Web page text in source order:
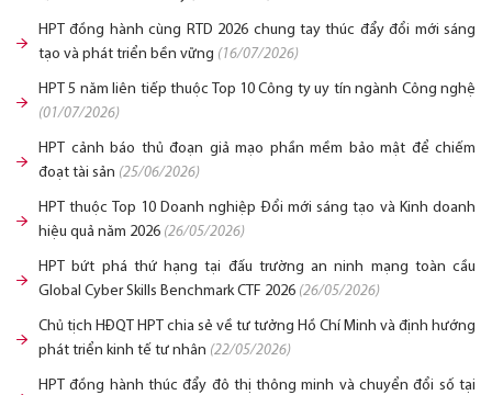
HPT đồng hành cùng RTD 2026 chung tay thúc đẩy đổi mới sáng
tạo và phát triển bền vững (16/07/2026)
HPT 5 năm liên tiếp thuộc Top 10 Công ty uy tín ngành Công nghệ
(01/07/2026)
HPT cảnh báo thủ đoạn giả mạo phần mềm bảo mật để chiếm
đoạt tài sản (25/06/2026)
HPT thuộc Top 10 Doanh nghiệp Đổi mới sáng tạo và Kinh doanh
hiệu quả năm 2026 (26/05/2026)
HPT bứt phá thứ hạng tại đấu trường an ninh mạng toàn cầu
Global Cyber Skills Benchmark CTF 2026 (26/05/2026)
Chủ tịch HĐQT HPT chia sẻ về tư tưởng Hồ Chí Minh và định hướng
phát triển kinh tế tư nhân (22/05/2026)
HPT đồng hành thúc đẩy đô thị thông minh và chuyển đổi số tại